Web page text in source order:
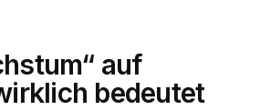
auf
bedeutet